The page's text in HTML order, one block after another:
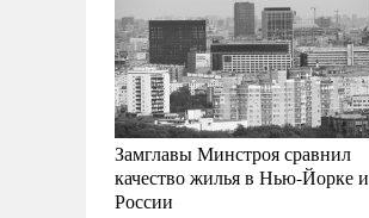
Замглавы Минстроя сравнил
качество жилья в Нью-Йорке и
России